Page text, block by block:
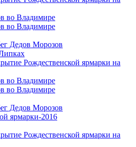
во Владимире
во Владимире
Дедов Морозов
Рождественской ярмарки на
во Владимире
во Владимире
Дедов Морозов
ярмарки-2016
Рождественской ярмарки на